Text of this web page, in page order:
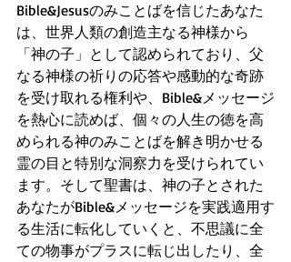
Bible&Jesusのみことばを信じたあなた
は、世界人類の創造主なる神様から
「神の子」として認められており、父
なる神様の祈りの応答や感動的な奇跡
を受け取れる権利や、Bible&メッセージ
を熱心に読めば、個々の人生の徳を高
められる神のみことばを解き明かせる
霊の目と特別な洞察力を受けられてい
ます。そして聖書は、神の子とされた
あなたがBible&メッセージを実践適用す
る生活に転化していくと、不思議に全
ての物事がプラスに転じ出したり、全